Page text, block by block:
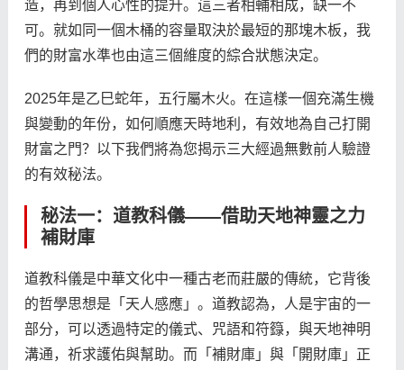
造，再到個人心性的提升。這三者相輔相成，缺一不
可。就如同一個木桶的容量取決於最短的那塊木板，我
們的財富水準也由這三個維度的綜合狀態決定。
2025年是乙巳蛇年，五行屬木火。在這樣一個充滿生機
與變動的年份，如何順應天時地利，有效地為自己打開
財富之門？以下我們將為您揭示三大經過無數前人驗證
的有效秘法。
秘法一：道教科儀——借助天地神靈之力
補財庫
道教科儀是中華文化中一種古老而莊嚴的傳統，它背後
的哲學思想是「天人感應」。道教認為，人是宇宙的一
部分，可以透過特定的儀式、咒語和符籙，與天地神明
溝通，祈求護佑與幫助。而「補財庫」與「開財庫」正